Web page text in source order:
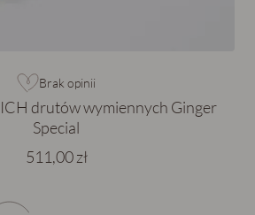
Brak opinii
drutów wymiennych Ginger
Special
511,00 zł